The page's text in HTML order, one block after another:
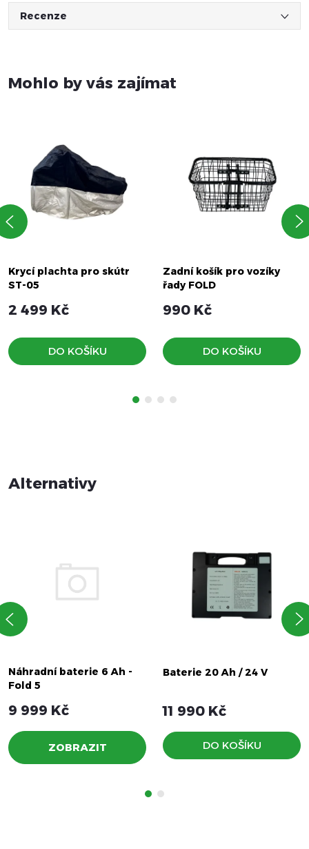
Recenze
Mohlo by vás zajímat
Krycí plachta pro skútr
ST-05
2 499 Kč
DO KOŠÍKU
Zadní košík pro vozíky
řady FOLD
990 Kč
DO KOŠÍKU
Náhradní baterie 6 Ah -
Fold 5
9 999 Kč
ZOBRAZIT
Baterie 20 Ah / 24 V
11 990 Kč
DO KOŠÍKU